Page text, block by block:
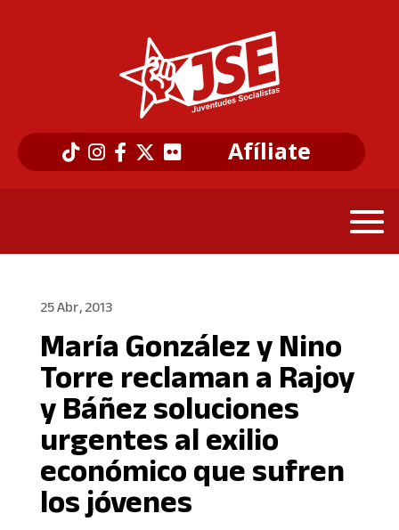
Afíliate
25 Abr, 2013
Marí­a González y Nino
Torre reclaman a Rajoy
y Báñez soluciones
urgentes al exilio
económico que sufren
los jóvenes